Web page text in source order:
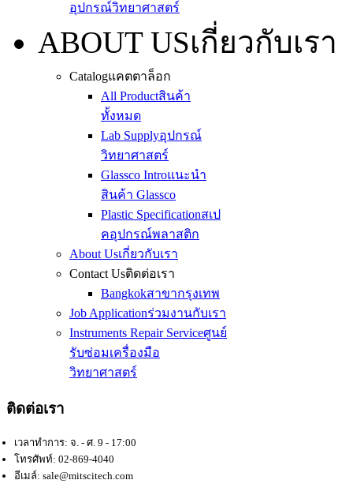
อุปกรณ์วิทยาศาสตร์
ABOUT USเกี่ยวกับเรา
Catalogแคตตาล็อก
All Productสินค้า
ทั้งหมด
Lab Supplyอุปกรณ์
วิทยาศาสตร์
Glassco Introแนะนำ
สินค้า Glassco
Plastic Specificationสเป
คอุปกรณ์พลาสติก
About Usเกี่ยวกับเรา
Contact Usติดต่อเรา
Bangkokสาขากรุงเทพ
Job Applicationร่วมงานกับเรา
Instruments Repair Serviceศูนย์
รับซ่อมเครื่องมือ
วิทยาศาสตร์
ติดต่อเรา
เวลาทำการ: จ. - ศ. 9 - 17:00
โทรศัพท์: 02-869-4040
อีเมล์: sale@mitscitech.com